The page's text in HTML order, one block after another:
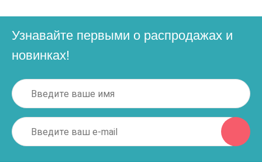
Узнавайте первыми о распродажах и
новинках!